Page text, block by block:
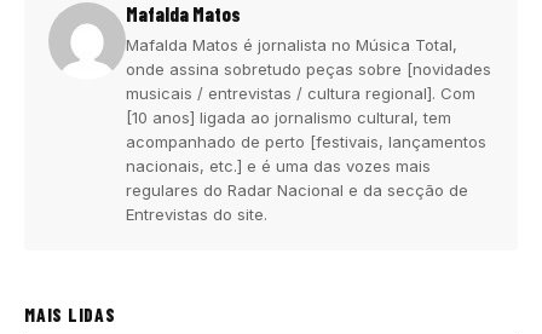
Mafalda Matos
Mafalda Matos é jornalista no Música Total,
onde assina sobretudo peças sobre [novidades
musicais / entrevistas / cultura regional]. Com
[10 anos] ligada ao jornalismo cultural, tem
acompanhado de perto [festivais, lançamentos
nacionais, etc.] e é uma das vozes mais
regulares do Radar Nacional e da secção de
Entrevistas do site.
MAIS LIDAS